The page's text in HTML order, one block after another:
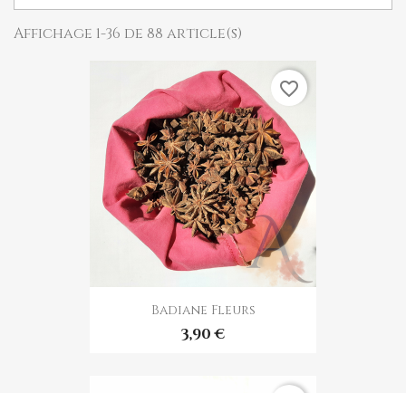
Affichage 1-36 de 88 article(s)
Badiane Fleurs
3,90 €
favorite_border